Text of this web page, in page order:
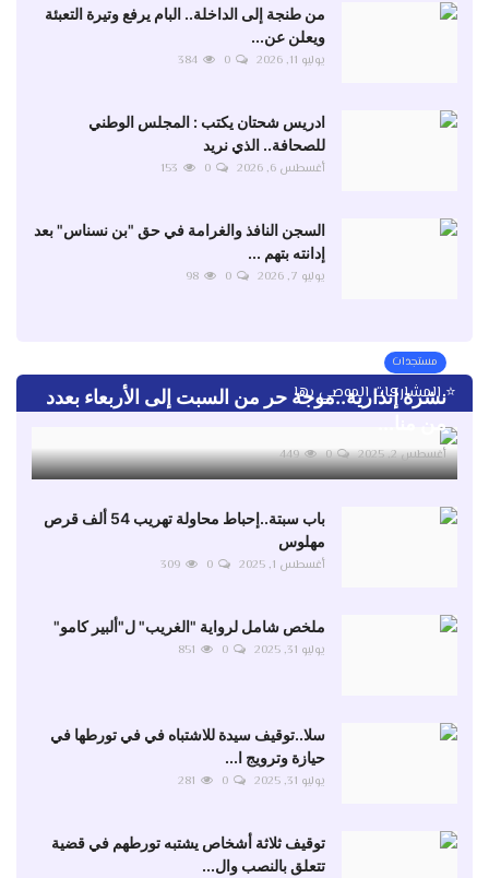
من طنجة إلى الداخلة.. البام يرفع وتيرة التعبئة
ويعلن عن...
يوليو 11, 2026
0
384
ادريس شحتان يكتب : المجلس الوطني
للصحافة.. الذي نريد
أغسطس 6, 2026
0
153
السجن النافذ والغرامة في حق "بن نسناس" بعد
إدانته بتهم ...
يوليو 7, 2026
0
98
⭐ المشاركات الموصى بها
مستجدات
نشرة إنذارية..موجة حر من السبت إلى الأربعاء بعدد
من منا...
أغسطس 2, 2025 0
449
باب سبتة..إحباط محاولة تهريب 54 ألف قرص
مهلوس
أغسطس 1, 2025
0
309
ملخص شامل لرواية "الغريب" ل"ألبير كامو"
يوليو 31, 2025
0
851
سلا..توقيف سيدة للاشتباه في في تورطها في
حيازة وترويج ا...
يوليو 31, 2025
0
281
توقيف ثلاثة أشخاص يشتبه تورطهم في قضية
تتعلق بالنصب وال...